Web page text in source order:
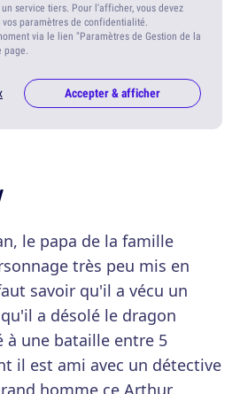
service tiers. Pour l'afficher, vous devez
paramètres de confidentialité.
via le lien "Paramètres de Gestion de la
page.
Accepter & afficher
le papa de la famille
très peu mis en
savoir qu'il a vécu un
a désolé le dragon
à une bataille entre 5
il est ami avec un détective
homme ce Arthur.